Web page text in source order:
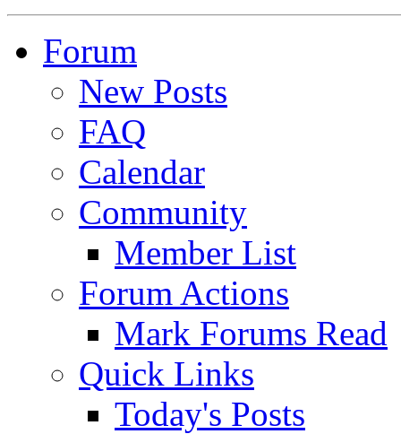
Forum
New Posts
FAQ
Calendar
Community
Member List
Forum Actions
Mark Forums Read
Quick Links
Today's Posts